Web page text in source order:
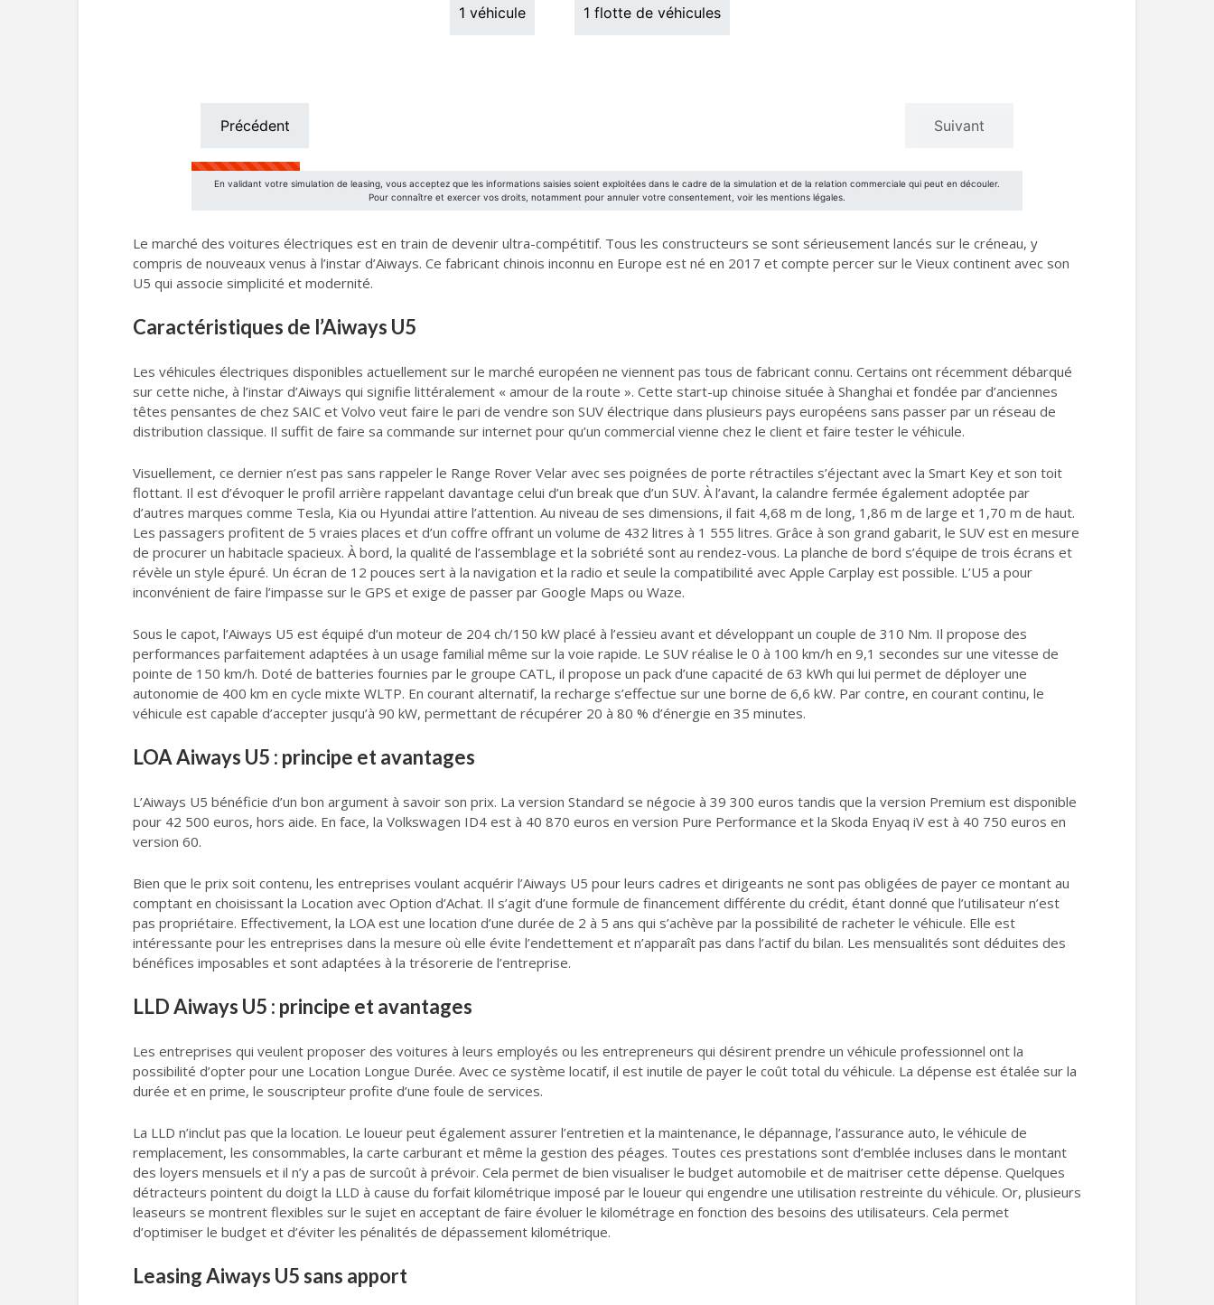
Le marché des voitures électriques est en train de devenir ultra-compétitif. Tous les constructeurs se sont sérieusement lancés sur le créneau, y
compris de nouveaux venus à l’instar d’Aiways. Ce fabricant chinois inconnu en Europe est né en 2017 et compte percer sur le Vieux continent avec son
U5 qui associe simplicité et modernité.
Caractéristiques de l’Aiways U5
Les véhicules électriques disponibles actuellement sur le marché européen ne viennent pas tous de fabricant connu. Certains ont récemment débarqué
sur cette niche, à l’instar d’Aiways qui signifie littéralement « amour de la route ». Cette start-up chinoise située à Shanghai et fondée par d’anciennes
têtes pensantes de chez SAIC et Volvo veut faire le pari de vendre son SUV électrique dans plusieurs pays européens sans passer par un réseau de
distribution classique. Il suffit de faire sa commande sur internet pour qu’un commercial vienne chez le client et faire tester le véhicule.
Visuellement, ce dernier n’est pas sans rappeler le Range Rover Velar avec ses poignées de porte rétractiles s’éjectant avec la Smart Key et son toit
flottant. Il est d’évoquer le profil arrière rappelant davantage celui d’un break que d’un SUV. À l’avant, la calandre fermée également adoptée par
d’autres marques comme Tesla, Kia ou Hyundai attire l’attention. Au niveau de ses dimensions, il fait 4,68 m de long, 1,86 m de large et 1,70 m de haut.
Les passagers profitent de 5 vraies places et d’un coffre offrant un volume de 432 litres à 1 555 litres. Grâce à son grand gabarit, le SUV est en mesure
de procurer un habitacle spacieux. À bord, la qualité de l’assemblage et la sobriété sont au rendez-vous. La planche de bord s’équipe de trois écrans et
révèle un style épuré. Un écran de 12 pouces sert à la navigation et la radio et seule la compatibilité avec Apple Carplay est possible. L’U5 a pour
inconvénient de faire l’impasse sur le GPS et exige de passer par Google Maps ou Waze.
Sous le capot, l’Aiways U5 est équipé d’un moteur de 204 ch/150 kW placé à l’essieu avant et développant un couple de 310 Nm. Il propose des
performances parfaitement adaptées à un usage familial même sur la voie rapide. Le SUV réalise le 0 à 100 km/h en 9,1 secondes sur une vitesse de
pointe de 150 km/h. Doté de batteries fournies par le groupe CATL, il propose un pack d’une capacité de 63 kWh qui lui permet de déployer une
autonomie de 400 km en cycle mixte WLTP. En courant alternatif, la recharge s’effectue sur une borne de 6,6 kW. Par contre, en courant continu, le
véhicule est capable d’accepter jusqu’à 90 kW, permettant de récupérer 20 à 80 % d’énergie en 35 minutes.
LOA Aiways U5 : principe et avantages
L’Aiways U5 bénéficie d’un bon argument à savoir son prix. La version Standard se négocie à 39 300 euros tandis que la version Premium est disponible
pour 42 500 euros, hors aide. En face, la Volkswagen ID4 est à 40 870 euros en version Pure Performance et la Skoda Enyaq iV est à 40 750 euros en
version 60.
Bien que le prix soit contenu, les entreprises voulant acquérir l’Aiways U5 pour leurs cadres et dirigeants ne sont pas obligées de payer ce montant au
comptant en choisissant la Location avec Option d’Achat. Il s’agit d’une formule de financement différente du crédit, étant donné que l’utilisateur n’est
pas propriétaire. Effectivement, la LOA est une location d’une durée de 2 à 5 ans qui s’achève par la possibilité de racheter le véhicule. Elle est
intéressante pour les entreprises dans la mesure où elle évite l’endettement et n’apparaît pas dans l’actif du bilan. Les mensualités sont déduites des
bénéfices imposables et sont adaptées à la trésorerie de l’entreprise.
LLD Aiways U5 : principe et avantages
Les entreprises qui veulent proposer des voitures à leurs employés ou les entrepreneurs qui désirent prendre un véhicule professionnel ont la
possibilité d’opter pour une Location Longue Durée. Avec ce système locatif, il est inutile de payer le coût total du véhicule. La dépense est étalée sur la
durée et en prime, le souscripteur profite d’une foule de services.
La LLD n’inclut pas que la location. Le loueur peut également assurer l’entretien et la maintenance, le dépannage, l’assurance auto, le véhicule de
remplacement, les consommables, la carte carburant et même la gestion des péages. Toutes ces prestations sont d’emblée incluses dans le montant
des loyers mensuels et il n’y a pas de surcoût à prévoir. Cela permet de bien visualiser le budget automobile et de maitriser cette dépense. Quelques
détracteurs pointent du doigt la LLD à cause du forfait kilométrique imposé par le loueur qui engendre une utilisation restreinte du véhicule. Or, plusieurs
leaseurs se montrent flexibles sur le sujet en acceptant de faire évoluer le kilométrage en fonction des besoins des utilisateurs. Cela permet
d’optimiser le budget et d’éviter les pénalités de dépassement kilométrique.
Leasing Aiways U5 sans apport